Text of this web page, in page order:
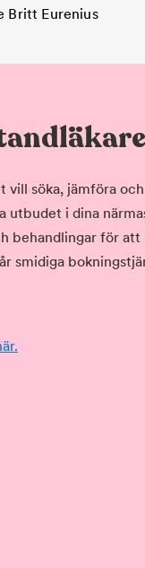
Britt Eurenius
vill söka, jämföra
utbudet i dina
behandlingar för att
smidiga